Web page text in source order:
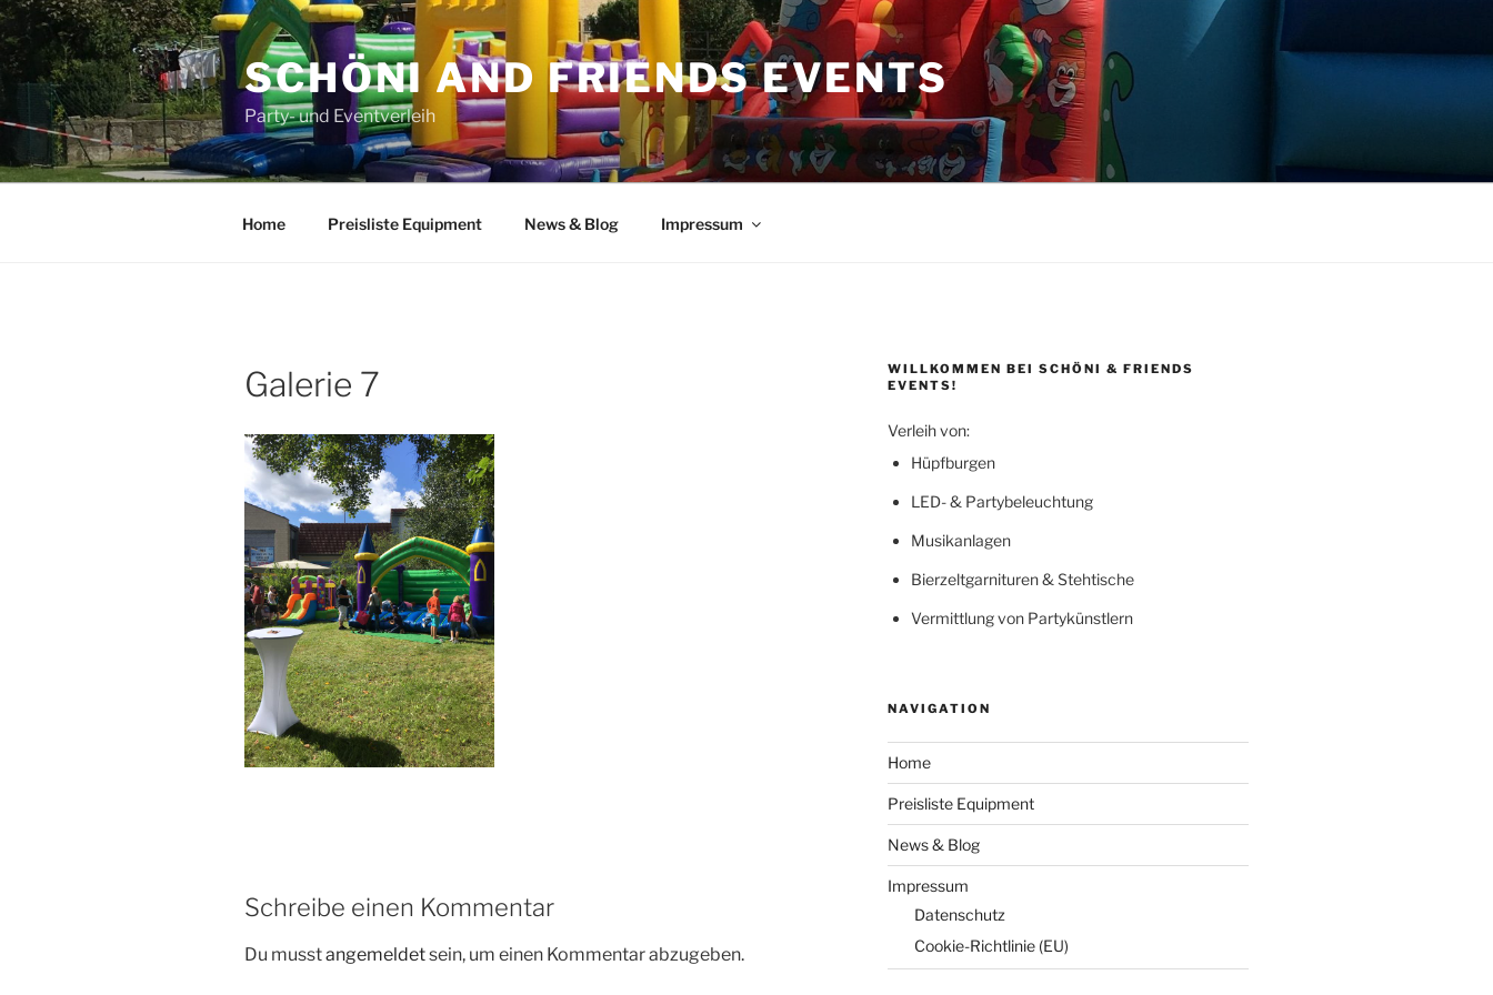
Zum
Inhalt
springen
SCHÖNI AND FRIENDS EVENTS
Party- und Eventverleih
Home Preisliste Equipment News & Blog Impressum
Galerie 7
Schreibe einen Kommentar
Du musstangemeldetsein, um einen Kommentar abzugeben.
WILLKOMMEN BEI SCHÖNI & FRIENDS
EVENTS!
Verleih von:
Hüpfburgen
LED- & Partybeleuchtung
Musikanlagen
Bierzeltgarnituren & Stehtische
Vermittlung von Partykünstlern
NAVIGATION
Home
Preisliste Equipment
News & Blog
Impressum
Datenschutz
Cookie-Richtlinie (EU)